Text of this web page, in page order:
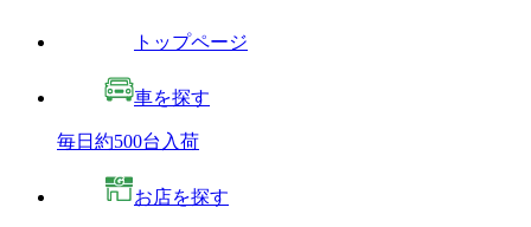
トップページ
車を探す
毎日約500台入荷
お店を探す